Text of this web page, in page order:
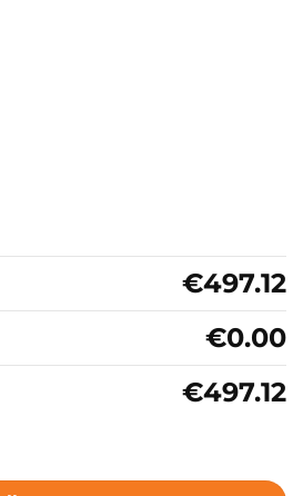
€497.12
€0.00
€497.12
Acquaceramica Alaqua